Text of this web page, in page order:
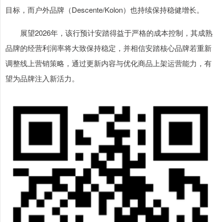
目标，而户外品牌（Descente/Kolon）也持续保持稳健增长。
展望2026年，该行预计安踏得益于严格的成本控制，其成熟
品牌的经营利润率将大致保持稳定，并相信安踏核心品牌若重新
调整线上营销策略，通过更新内容与优化商品上架运营能力，有
望为品牌注入新活力。